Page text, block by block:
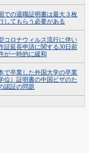
での退職証明書は最大３枚
してもらう必要がある
コロナウィルス流行に伴い
証延長申請に関する30日前
が一時的に緩和
で卒業した外国大学の卒業
学位）証明書の中国ビザのた
認証の問題